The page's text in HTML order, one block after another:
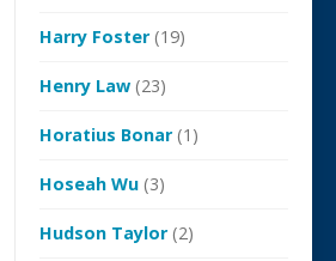
Harry Foster(19)
Henry Law (23)
Horatius Bonar(1)
Hoseah Wu (3)
Hudson Taylor(2)